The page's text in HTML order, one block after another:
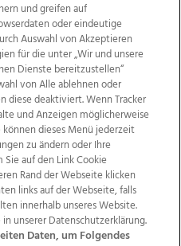
Kontakt
Jobs
AGB Anzeigekunden
Politische Werbung
und greifen auf
oder eindeutige
Auswahl von Akzeptieren
für die unter „Wir und unsere
Dienste bereitzustellen“
von Alle ablehnen oder
diese deaktiviert. Wenn Tracker
und Anzeigen möglicherweise
dieses Menü jederzeit
zu ändern oder Ihre
auf den Link Cookie
Rand der Webseite klicken
links auf der Webseite, falls
innerhalb unseres Website.
unserer Datenschutzerklärung.
Daten, um Folgendes